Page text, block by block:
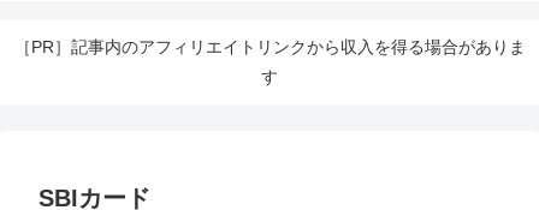
［PR］記事内のアフィリエイトリンクから収入を得る場合がありま
す
SBIカード